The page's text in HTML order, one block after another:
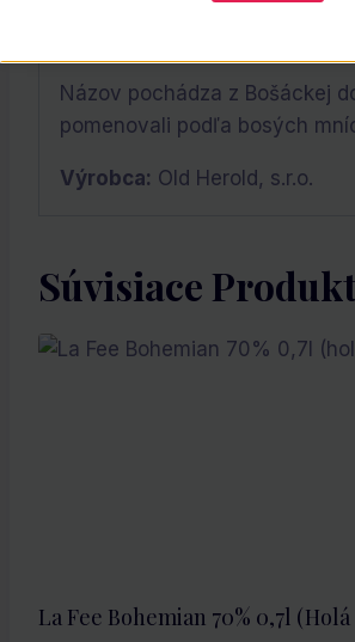
najlepšie vychutnáte
Názov pochádza z Bošáckej
pomenovali podľa bosých
Výrobca: Old Herold, s.r.o.
Súvisiace
La Fee Bohemian 70% 0,7l (holá